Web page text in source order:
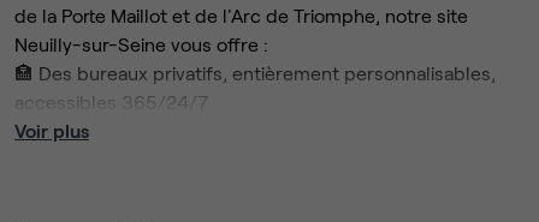
de la Porte Maillot et de l'Arc de Triomphe, notre site
Neuilly-sur-Seine vous offre :
🏣 Des bureaux privatifs, entièrement personnalisables,
accessibles 365/24/7
🪑 Un mobilier ergonomique
Voir plus